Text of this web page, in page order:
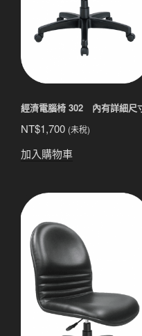
經濟電腦椅 302 內有詳細尺
NT$1,700 (未稅)
加入購物車